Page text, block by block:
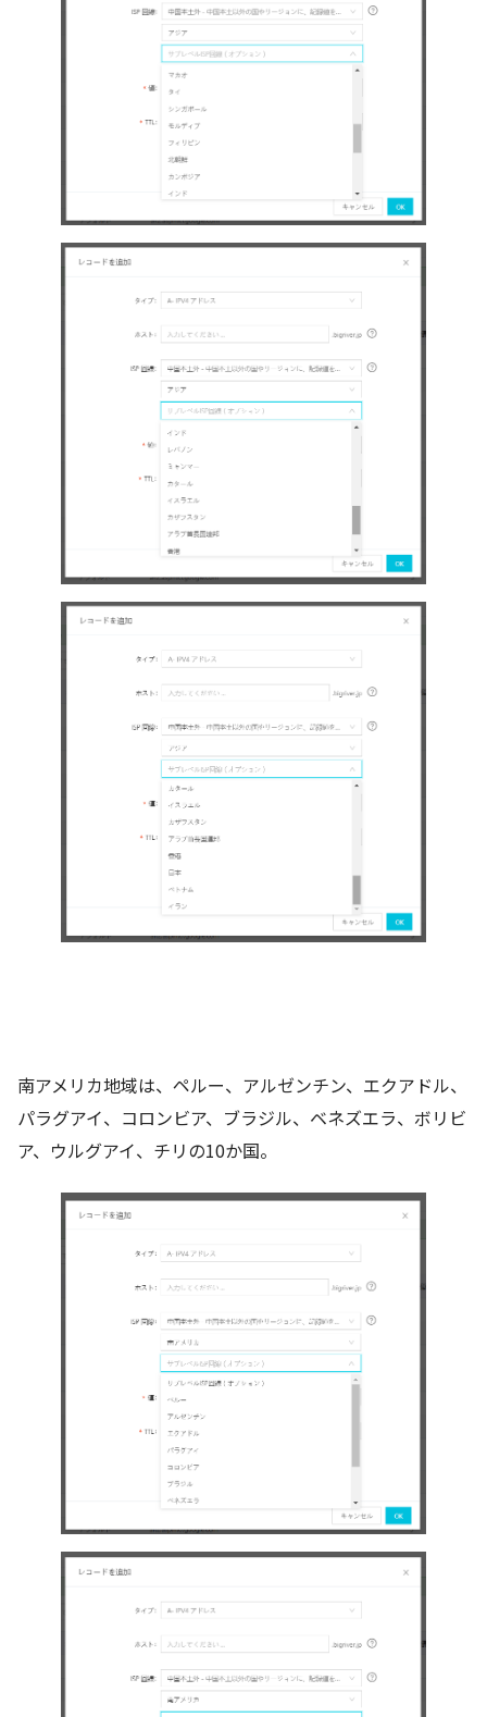
南アメリカ地域は、ペルー、アルゼンチン、エクアドル、
パラグアイ、コロンビア、ブラジル、ベネズエラ、ボリビ
ア、ウルグアイ、チリの10か国。